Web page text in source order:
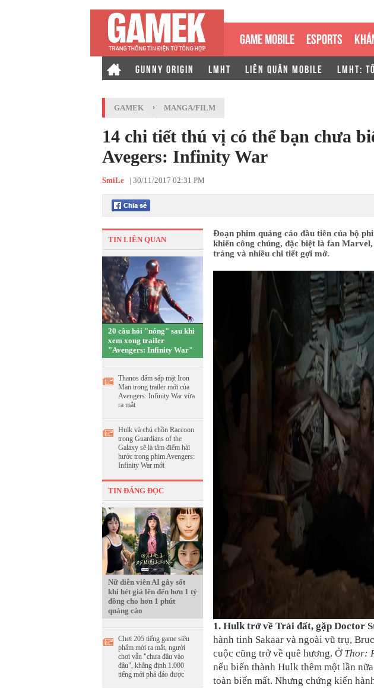
GAME MOBILE ESPORTS
GUNNY ORIGIN LMHT LIÊN QUÂN MOBILE LMHT:
GAMEK › MANGA/FILM
14 chi tiết thú vị có thể bạn chưa
Avegers: Infinity War
SmiLe | 30/11/2017 02:31 PM
TIN LIÊN QUAN
20 câu hỏi "nóng" sau khi
xem xong trailer
"Avengers: Infinity War"
Thanos đấm sấp mặt Iron
Man trong trailer mới của
Avengers: Infinity War vừa
ra mắt
Hulk và chú chồn Raccoon
trong Guardians of the
Galaxy sẽ là tâm điểm hài
hước trong phim Avengers:
Infinity War mới
TIN ĐÁNG ĐỌC
Nữ diễn viên AI gây sốt
khi hét giá lên đến hơn 1 tỷ
đồng cho hơn 1 phút
quảng cáo
Chơi 205 tiếng game siêu
phẩm mới ra mắt, người
chơi vẫn "chưa đâu vào
đâu", khẳng định 1.000
tiếng mới phá đảo được
Đoạn phim quảng cáo đầu tiên của bộ
khiến công chúng, đặc biệt là fan
tráng và nhiều chi tiết gợi mở.
1. Hulk trở về Trái đất, gặp Doctor
hành tinh Sakaar và ngoài vũ trụ,
cuộc cũng trở về quê hương. Ở Thor:
nếu biến thành Hulk thêm một lần
toàn biến mất. Nhưng chứng kiến